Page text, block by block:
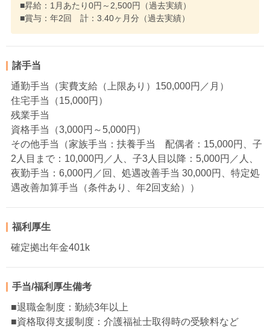
■昇給：1月あたり0円～2,500円（過去実績）
■賞与：年2回 計：3.40ヶ月分（過去実績）
諸手当
通勤手当（実費支給（上限あり）150,000円／月）
住宅手当（15,000円）
残業手当
資格手当（3,000円～5,000円）
その他手当（家族手当：扶養手当 配偶者：15,000円、子
2人目まで：10,000円／人、子3人目以降：5,000円／人、
夜勤手当：6,000円／回、処遇改善手当 30,000円、特定処
遇改善加算手当（条件あり、年2回支給））
福利厚生
確定拠出年金401k
手当/福利厚生備考
■退職金制度：勤続3年以上
■資格取得支援制度：介護福祉士取得時の受験料など